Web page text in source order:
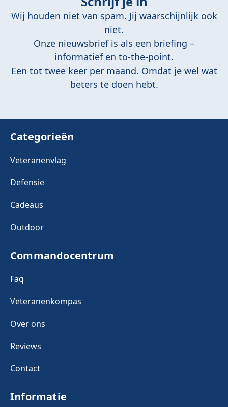
Wij houden niet van spam. Jij waarschijnlijk ook
niet.
Onze nieuwsbrief is als een briefing –
informatief en to-the-point.
Een tot twee keer per maand. Omdat je wel wat
beters te doen hebt.
Categorieën
Veteranenvlag
Defensie
Cadeaus
Outdoor
Commandocentrum
Faq
Veteranenkompas
Over ons
Reviews
Contact
Informatie